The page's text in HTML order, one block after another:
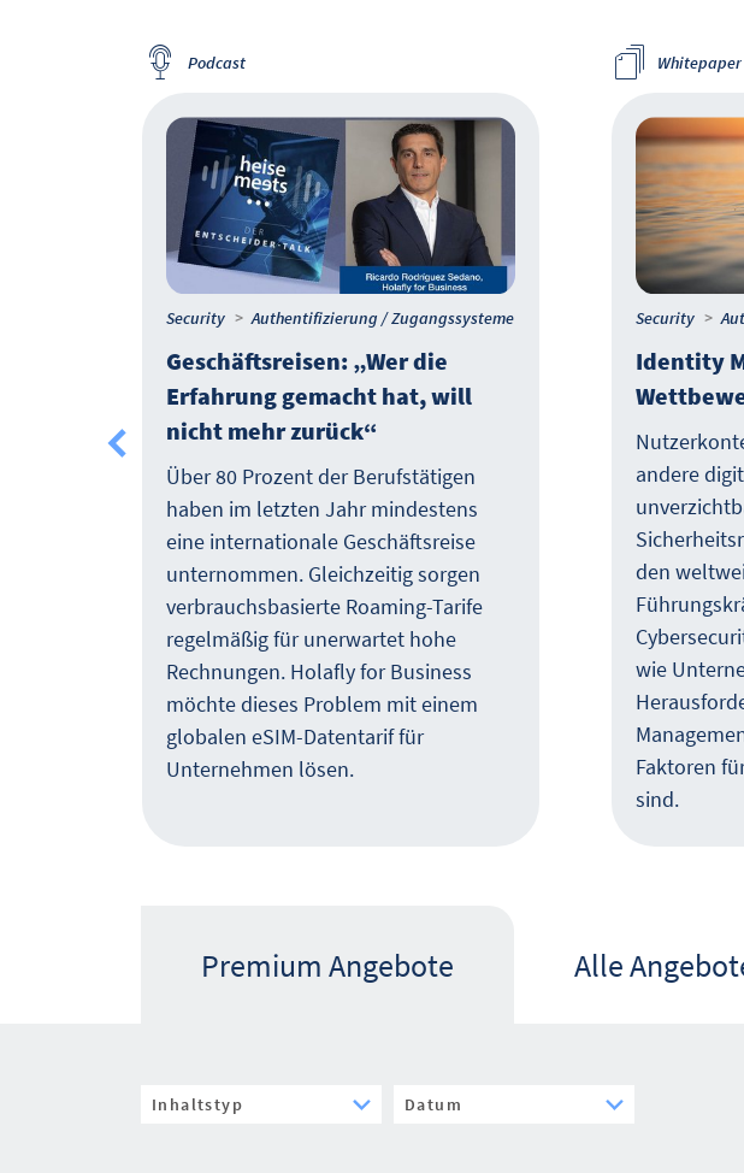
Podcast
Security Authentifizierung / Zugangssysteme
Geschäftsreisen: „Wer die
Erfahrung gemacht hat, will
nicht mehr zurück“
Über 80 Prozent der Berufstätigen
haben im letzten Jahr mindestens
eine internationale Geschäftsreise
unternommen. Gleichzeitig sorgen
verbrauchsbasierte Roaming-Tarife
regelmäßig für unerwartet hohe
Rechnungen. Holafly for Business
möchte dieses Problem mit einem
globalen eSIM-Datentarif für
Unternehmen lösen.
Whitepaper
Security
Identity
andere
den
wie
Faktoren
sind.
Premium Angebote Alle